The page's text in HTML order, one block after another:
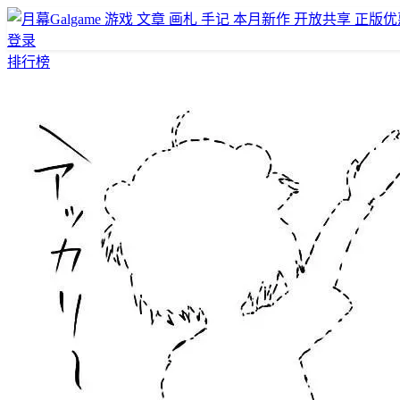
游戏 文章 画札 手记 本月新作 开放共享 正版
登录
排行榜